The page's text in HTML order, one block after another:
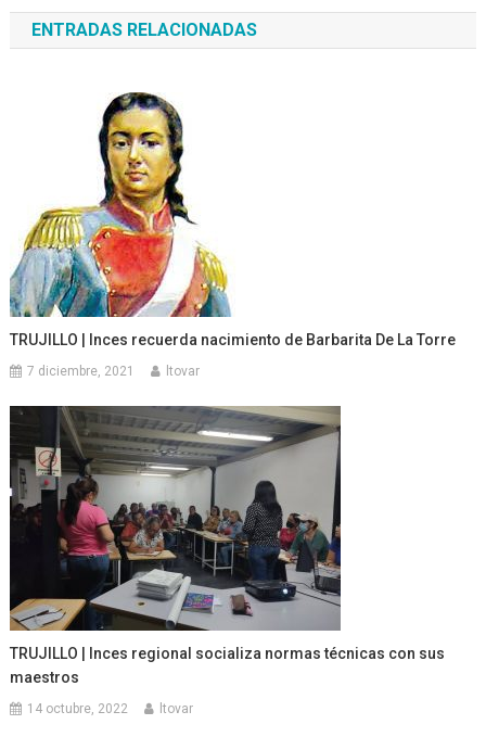
entradas
ENTRADAS RELACIONADAS
TRUJILLO | Inces recuerda nacimiento de Barbarita De La Torre
7 diciembre, 2021 ltovar
TRUJILLO | Inces regional socializa normas técnicas con sus
maestros
14 octubre, 2022 ltovar